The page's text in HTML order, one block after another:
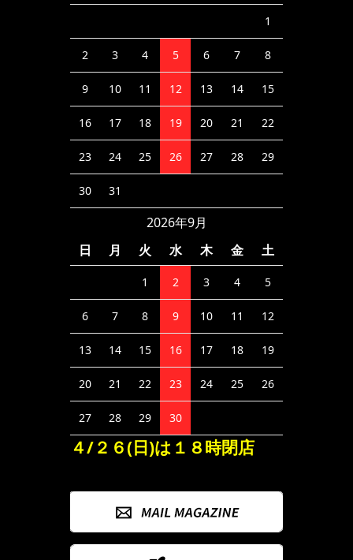
1
2 3 4 5 6 7 8
9 10 11 12 13 14 15
16 17 18 19 20 21 22
23 24 25 26 27 28 29
30 31
2026年9月
日
月 火 水 木 金 土
1 2 3 4 5
6 7 8 9 10 11 12
13 14 15 16 17 18 19
20 21 22 23 24 25 26
27 28 29 30
４/２６(日)は１８時閉店